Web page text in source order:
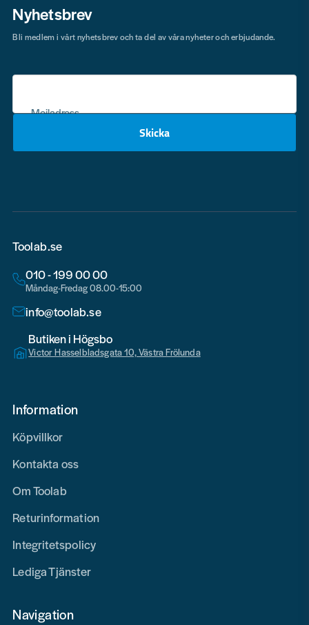
Nyhetsbrev
Mejladress
Skicka
Bli medlem i vårt nyhetsbrev och ta del av våra nyheter och erbjudande.
Toolab.se
010 - 199 00 00
Måndag-Fredag 08.00-15:00
info@toolab.se
Butiken i Högsbo
Victor Hasselbladsgata 10, Västra Frölunda
Information
Köpvillkor
Kontakta oss
Om Toolab
Returinformation
Integritetspolicy
Lediga Tjänster
Navigation